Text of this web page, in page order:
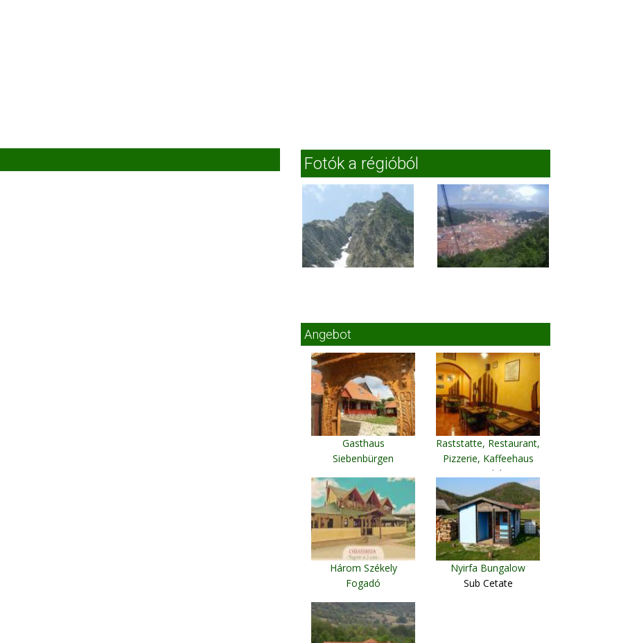
Fotók a régióból
Angebot
Gasthaus
Siebenbürgen
Raststatte, Restaurant,
Pizzerie, Kaffeehaus
Deszkás
Crăciuneşti
Három Székely
Fogadó
Nyirfa Bungalow
Sub Cetate